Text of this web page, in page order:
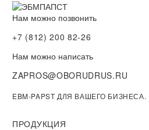
Нам можно позвонить
+7 (812) 200 82-26
Нам можно написать
ZAPROS@OBORUDRUS.RU
EBM-PAPST ДЛЯ ВАШЕГО БИЗНЕСА.
ПРОДУКЦИЯ